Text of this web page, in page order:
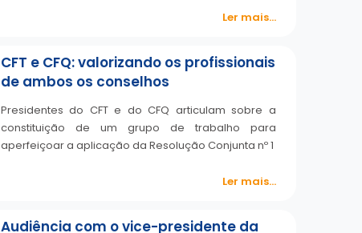
Ler mais...
CFT e CFQ: valorizando os profissionais
de ambos os conselhos
Presidentes do CFT e do CFQ articulam sobre a
constituição de um grupo de trabalho para
aperfeiçoar a aplicação da Resolução Conjunta nº 1
Ler mais...
Audiência com o vice-presidente da